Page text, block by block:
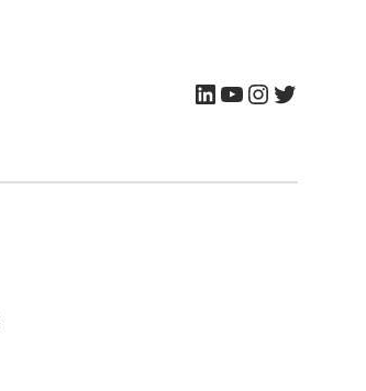
LinkedIn
YouTube
Instagram
Twitter